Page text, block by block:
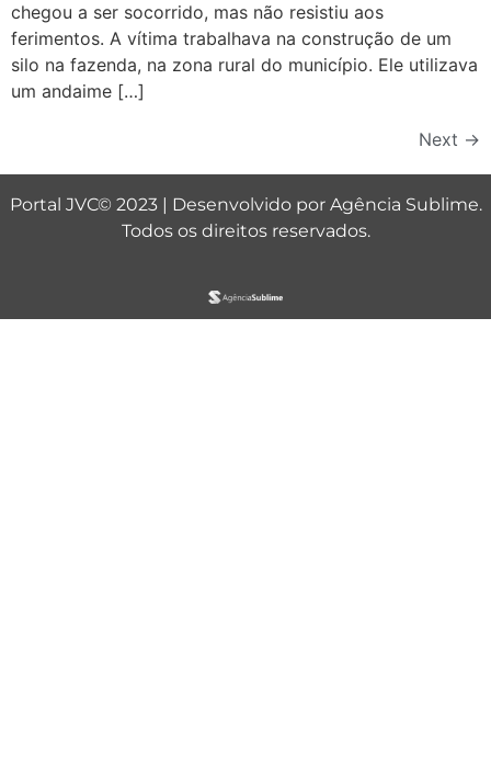
chegou a ser socorrido, mas não resistiu aos
ferimentos. A vítima trabalhava na construção de um
silo na fazenda, na zona rural do município. Ele utilizava
um andaime […]
Next →
Portal JVC© 2023 | Desenvolvido por Agência Sublime.
Todos os direitos reservados.